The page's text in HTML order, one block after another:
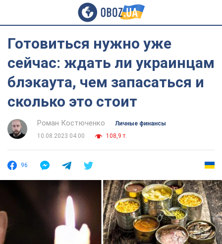
Готовиться нужно уже
сейчас: ждать ли украинцам
блэкаута, чем запасаться и
сколько это стоит
Роман Костюченко
Личные финансы
10.08.2023 04:00
108,9 т.
96